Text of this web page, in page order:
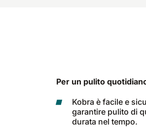
Per un pulito
Kobra è facile e
garantire pulito di
durata nel tempo.